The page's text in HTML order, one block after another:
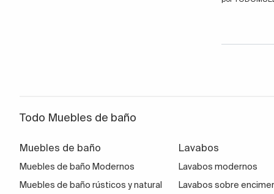
Todo Muebles de baño
Muebles de baño
Muebles de baño Modernos
Muebles de baño rústicos y natural
Lavabos
Lavabos modernos
Lavabos sobre